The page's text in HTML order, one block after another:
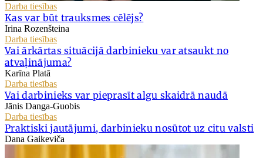
Darba tiesības
Kas var būt trauksmes cēlējs?
Irina Rozenšteina
Darba tiesības
Vai ārkārtas situācijā darbinieku var atsaukt no
atvaļinājuma?
Karīna Platā
Darba tiesības
Vai darbinieks var pieprasīt algu skaidrā naudā
Jānis Danga-Guobis
Darba tiesības
Praktiski jautājumi, darbinieku nosūtot uz citu valsti
Dana Gaikeviča